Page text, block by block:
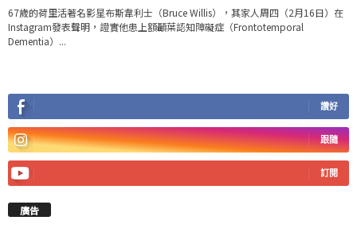
67歲的荷里活著名影星布斯韋利士（Bruce Willis），其家人周四（2月16日）在
Instagram發表聲明，證實他患上額顳葉認知障礙症（Frontotemporal
Dementia）...
讚好
跟隨
訂閱
廣告